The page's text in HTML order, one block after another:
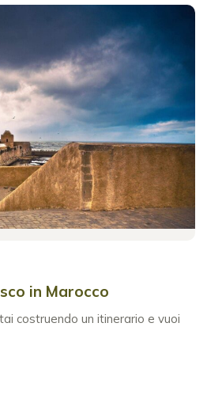
in Marocco
costruendo un itinerario e vuoi